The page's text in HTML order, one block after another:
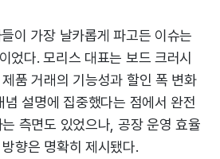
이 가장 날카롭게 파고든 이슈는
었다. 모리스 대표는 보드 크러시
품 거래의 기능성과 할인 폭 변화
설명에 집중했다는 점에서 완전
측면도 있었으나, 공장 운영 효율
향은 명확히 제시됐다.